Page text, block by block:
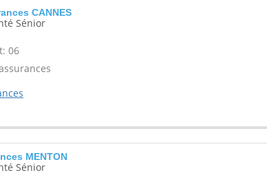
CANNES
Sénior
06
MENTON
Sénior